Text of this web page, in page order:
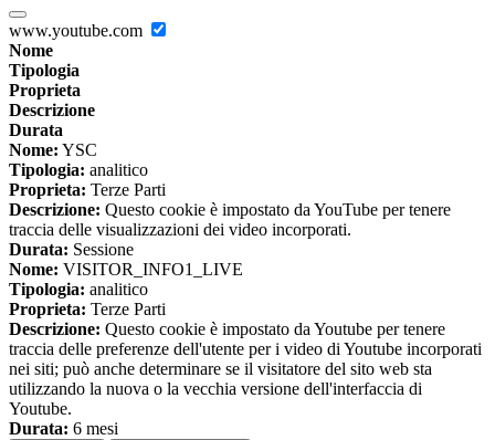
www.youtube.com
Nome
Tipologia
Proprieta
Descrizione
Durata
Nome: YSC
Tipologia: analitico
Proprieta: Terze Parti
Descrizione: Questo cookie è impostato da YouTube per tenere
traccia delle visualizzazioni dei video incorporati.
Durata: Sessione
Nome: VISITOR_INFO1_LIVE
Tipologia: analitico
Proprieta: Terze Parti
Descrizione: Questo cookie è impostato da Youtube per tenere
traccia delle preferenze dell'utente per i video di Youtube incorporati
nei siti; può anche determinare se il visitatore del sito web sta
utilizzando la nuova o la vecchia versione dell'interfaccia di
Youtube.
Durata: 6 mesi